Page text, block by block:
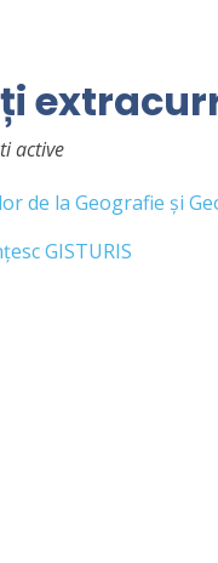
active
de la Geografie şi
GISTURIS